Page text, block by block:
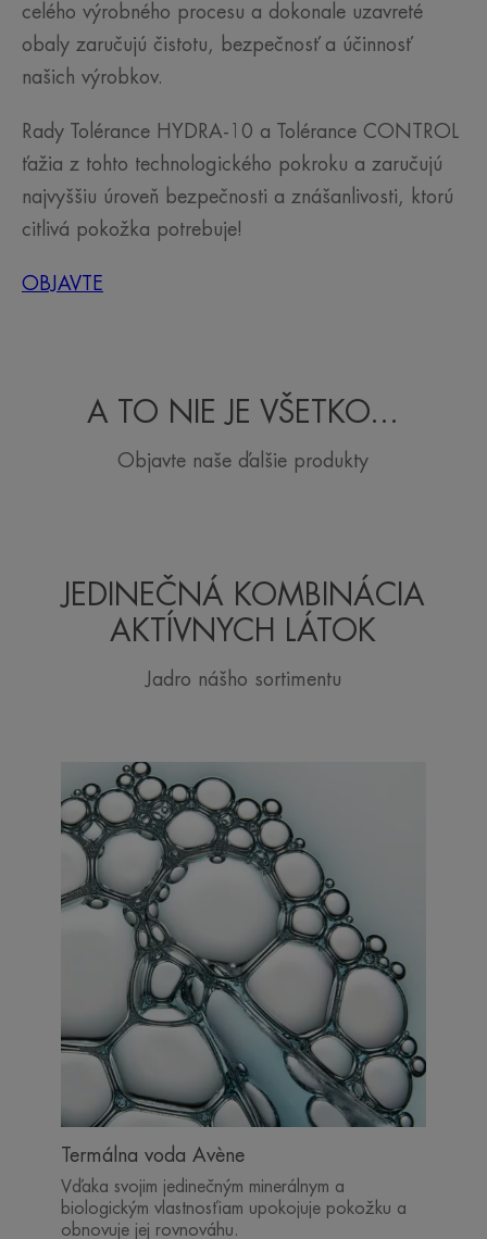
celého výrobného procesu a dokonale uzavreté
obaly zaručujú čistotu, bezpečnosť a účinnosť
našich výrobkov.
Rady Tolérance HYDRA-10 a Tolérance CONTROL
ťažia z tohto technologického pokroku a zaručujú
najvyššiu úroveň bezpečnosti a znášanlivosti, ktorú
citlivá pokožka potrebuje!
OBJAVTE
A TO NIE JE VŠETKO...
Objavte naše ďalšie produkty
JEDINEČNÁ KOMBINÁCIA
AKTÍVNYCH LÁTOK
Jadro nášho sortimentu
Termálna voda Avène
Vďaka svojim jedinečným minerálnym a
biologickým vlastnosťiam upokojuje pokožku a
obnovuje jej rovnováhu.